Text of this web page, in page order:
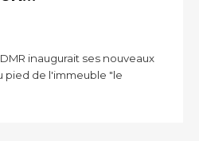
inaugurait ses nouveaux
pied de l'immeuble "le